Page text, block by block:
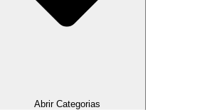
Abrir Categorias